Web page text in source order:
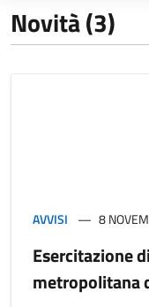
Novità (3)
AVVISI 8
Esercitazione
metropolitana